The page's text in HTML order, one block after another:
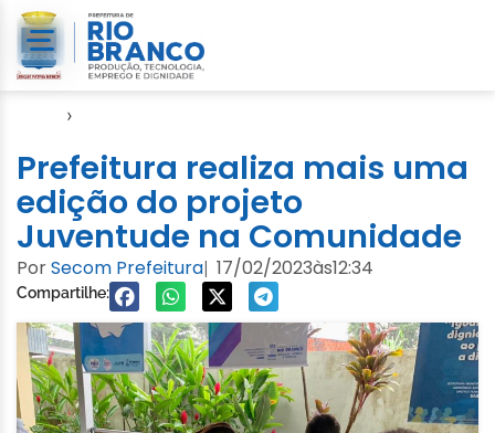
›
Prefeitura realiza mais uma
edição do projeto
Juventude na Comunidade
PorSecom Prefeitura| 17/02/2023às12:34
Compartilhe: